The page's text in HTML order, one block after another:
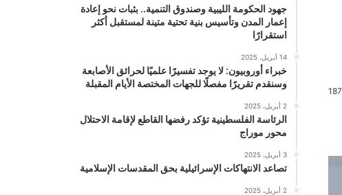
187
جهود الحكومة الليبية وصندوق التنمية.. بثبات نحو إعادة
إعمار المدن وتأسيس بنية تحتية متينة لمستقبل أكثر
استقرارًا
14 أبريل، 2025
خبراء أوروبيون: لا يوجد تفسيرًا علميًا لحرائق الأصابعة
وسنقدم تقريرًا مفصلًا للجهات المختصة الأيام المقبلة
2 أبريل، 2025
الرئاسة الفلسطينية تؤكد رفضها القاطع لإقامة الاحتلال
محور موراج
3 أبريل، 2025
تصاعد الانتهاكات الإسرائيلية بحق المقدسات الإسلامية
2 أبريل، 2025